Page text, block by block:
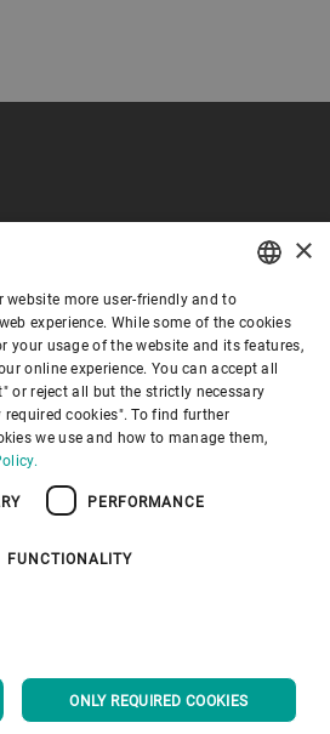
NACH OBEN
ENGLISH
SPANISH
GERMAN
FRENCH
×
website more user-friendly and to
experience. While some of the cookies
your usage of the website and its features,
online experience. You can accept all
or reject all but the strictly necessary
cookies". To find further
we use and how to manage them,
PERFORMANCE
FUNCTIONALITY
ONLY REQUIRED COOKIES